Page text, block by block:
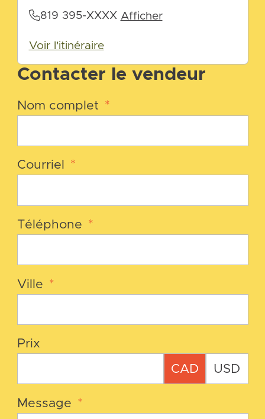
Contacter le vendeur
Nom complet *
Courriel *
Téléphone *
Ville *
Prix
CAD USD
Message *
819 395-XXXX Afficher
Voir l'itinéraire